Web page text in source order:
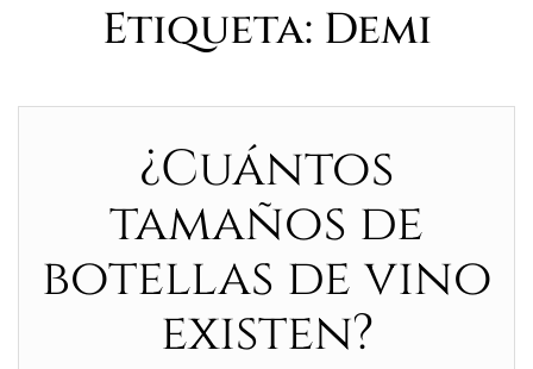
Etiqueta: Demi
¿Cuántos
tamaños de
botellas de vino
existen?